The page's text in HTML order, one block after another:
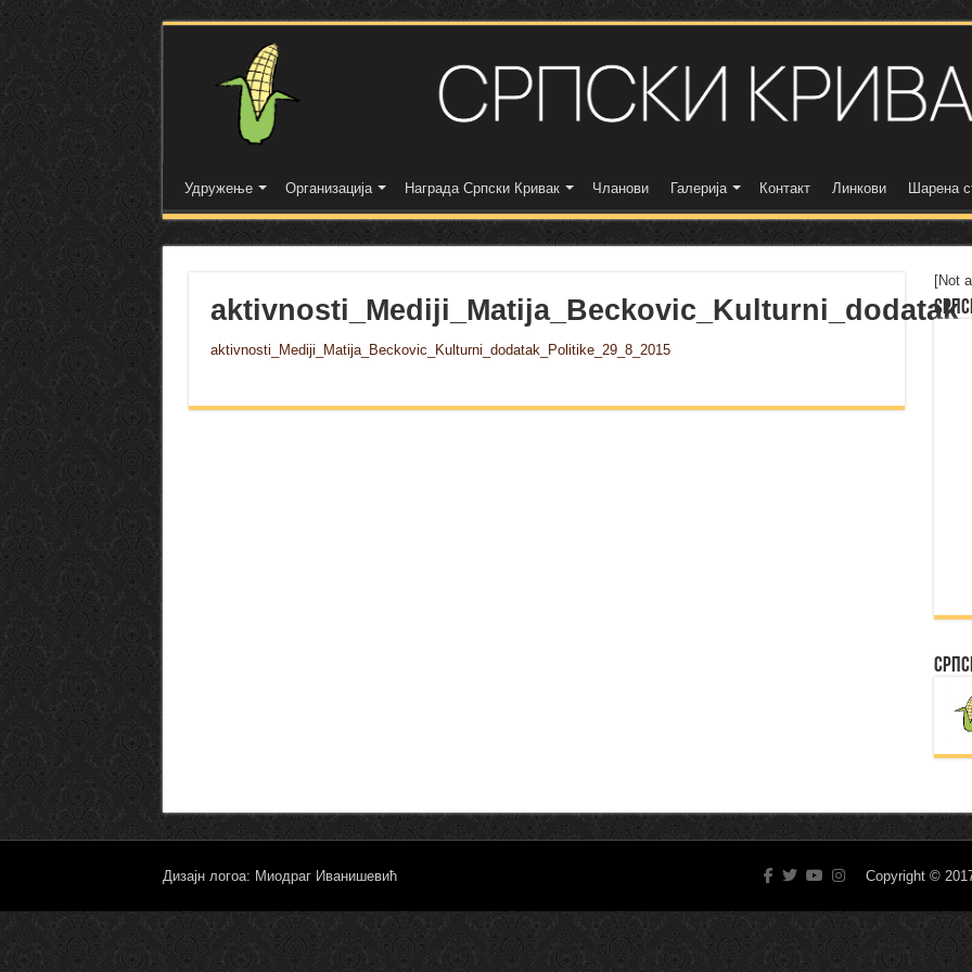
Удружење Организација Награда Српски Кривак Чланови Галерија Контакт Линкови Шарена
aktivnosti_Mediji_Matija_Beckovic_Kulturni_dodatak_Politike_29_8_2015
[Not
Copyright ©
Дизајн логоа: Миодраг Иванишевић